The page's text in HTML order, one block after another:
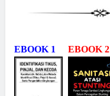
EBOOK 1 EBOOK 2